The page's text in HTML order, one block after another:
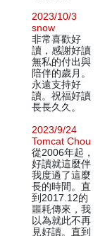
2023/10/3
snow
非常喜歡好
讀，感謝好讀
無私的付出與
陪伴的歲月。
永遠支持好
讀。祝福好讀
長長久久。
2023/9/24
Tomcat Chou
從2006年起，
好讀就這麼伴
我度過了這麼
長的時間。直
到2017.12的
噩耗傳來，我
以為就此不再
見好讀。直到